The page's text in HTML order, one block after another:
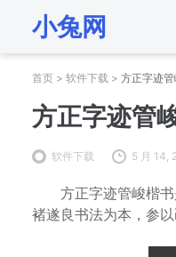
小兔网
首页 > 软件下载 > 方正字迹
方正字迹管
软件下载 5 月 14,
方正字迹管峻楷书
褚遂良书法为本，参